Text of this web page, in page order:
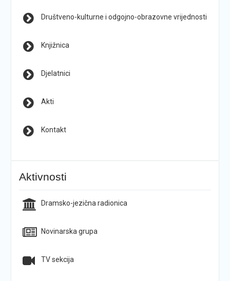
Društveno-kulturne i odgojno-obrazovne vrijednosti
Knjižnica
Djelatnici
Akti
Kontakt
Aktivnosti
Dramsko-jezična radionica
Novinarska grupa
TV sekcija